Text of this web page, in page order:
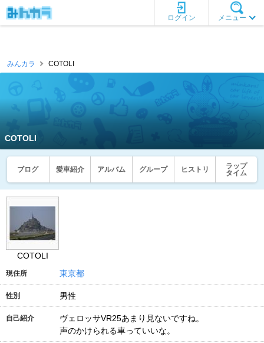
メニュー
ログイン
みんカラ COTOLI
COTOLI
ブログ 愛車紹介 アルバム グループ ヒストリ
ラップ
タイム
COTOLI
現住所 東京都
性別 男性
自己紹介
ヴェロッサVR25あまり見ないですね。
声のかけられる車っていいな。